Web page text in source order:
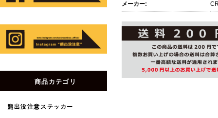
メーカー:
商品カテゴリ
熊出没注意ステッカー